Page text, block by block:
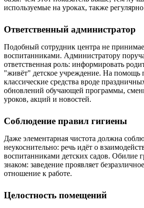
используемые на уроках, также
Ответственный администратор
Подобный сотрудник центра не
воспитанниками. Администратору
ответственная роль: информировать
"живёт" детское учреждение. На помощь
классические средства вроде
обновлений обучающей программы,
уроков, акций и новостей.
Соблюдение правил гигиены
Даже элементарная чистота должна
неукоснительно: речь идёт о
воспитанниками детских садов. Обилие
знаком: заведение проявляет
отношение к работе.
Целостность помещений